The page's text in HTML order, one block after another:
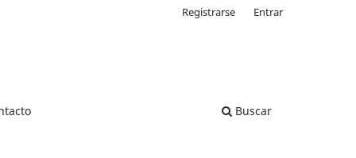
Buscar
Registrarse Entrar